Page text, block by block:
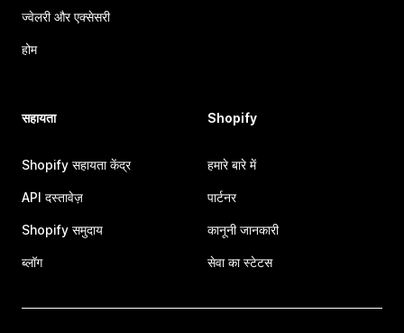
ज्वेलरी और एक्सेसरी
होम
सहायता
Shopify सहायता केंद्र
API दस्तावेज़
Shopify समुदाय
ब्लॉग
Shopify
हमारे बारे में
पार्टनर
कानूनी जानकारी
सेवा का स्टेटस